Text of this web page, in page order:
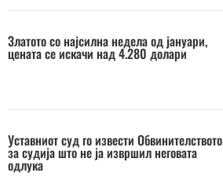
Златото со најсилна недела од јануари,
цената се искачи над 4.280 долари
Уставниот суд го извести Обвинителството
за судија што не ја извршил неговата
одлука